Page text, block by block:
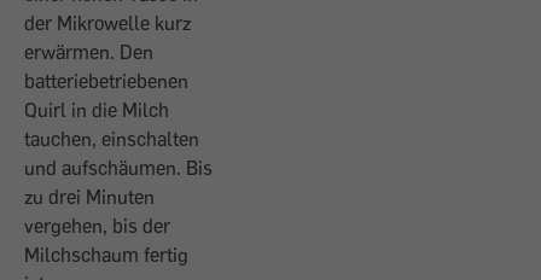
der Mikrowelle kurz
erwärmen. Den
batteriebetriebenen
Quirl in die Milch
tauchen, einschalten
und aufschäumen. Bis
zu drei Minuten
vergehen, bis der
Milchschaum fertig